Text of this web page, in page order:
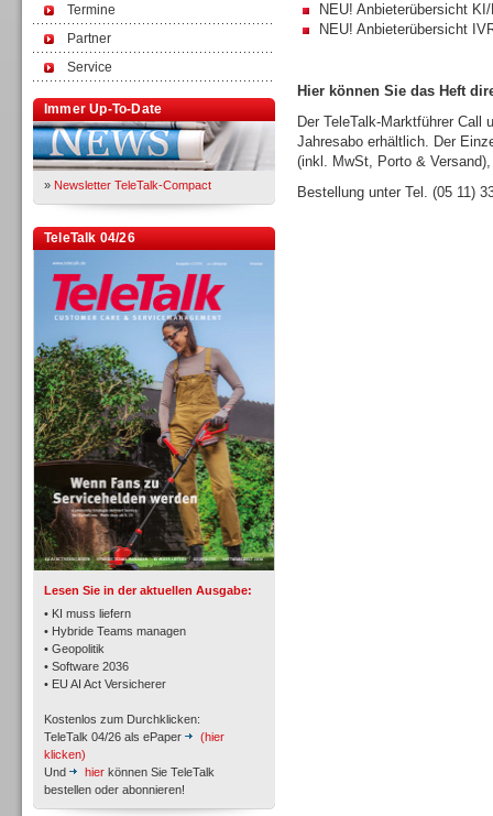
Termine
Partner
Service
Immer Up-To-Date
» Newsletter TeleTalk-Compact
TeleTalk 04/26
Lesen Sie in der aktuellen Ausgabe:
• KI muss liefern
• Hybride Teams managen
• Geopolitik
• Software 2036
• EU AI Act Versicherer
Kostenlos zum Durchklicken:
TeleTalk 04/26 als ePaper
(hier
klicken)
Und
hier können Sie TeleTalk
bestellen oder abonnieren!
TK- und ACD-Systeme
Workforce-Management
NEU! Anbieterübersicht
NEU! Anbieterübersicht
Hier können Sie das Heft
Der TeleTalk-Marktführer
Jahresabo erhältlich. Der
(inkl. MwSt, Porto &
Bestellung unter Tel. (05 11)